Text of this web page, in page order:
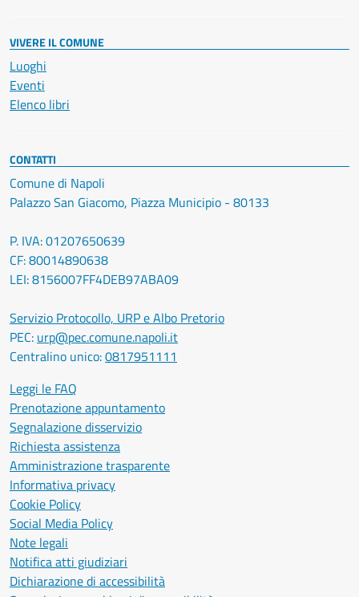
VIVERE IL COMUNE
Luoghi
Eventi
Elenco libri
CONTATTI
Comune di Napoli
Palazzo San Giacomo, Piazza Municipio - 80133
P. IVA: 01207650639
CF: 80014890638
LEI: 8156007FF4DEB97ABA09
Servizio Protocollo, URP e Albo Pretorio
PEC: urp@pec.comune.napoli.it
Centralino unico:0817951111
Leggi le FAQ
Prenotazione appuntamento
Segnalazione disservizio
Richiesta assistenza
Amministrazione trasparente
Informativa privacy
Cookie Policy
Social Media Policy
Note legali
Notifica atti giudiziari
Dichiarazione di accessibilità